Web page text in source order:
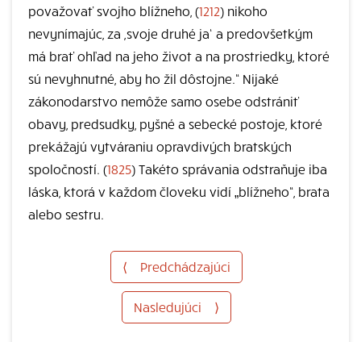
považovať svojho blížneho, (1212) nikoho
nevynímajúc, za ,svoje druhé ja‘ a predovšetkým
má brať ohľad na jeho život a na prostriedky, ktoré
sú nevyhnutné, aby ho žil dôstojne.“ Nijaké
zákonodarstvo nemôže samo osebe odstrániť
obavy, predsudky, pyšné a sebecké postoje, ktoré
prekážajú vytváraniu opravdivých bratských
spoločností. (1825) Takéto správania odstraňuje iba
láska, ktorá v každom človeku vidí „blížneho“, brata
alebo sestru.
⟨ Predchádzajúci
Nasledujúci ⟩